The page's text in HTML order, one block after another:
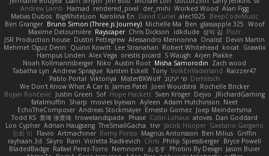
Andrew Lamb Hamad rendered_pixel der_mihi Worked Wood Alan Figg
Matias Dubos BigWhiteLion Karolina En David Curiel alec1025
BeepCodeMusic
Ben Granger Bruno Simon (Three.js Journey) Michelle Ma Ben glassapple 325 Woof
Maxime Detournière Rayscaper Chris Dickson idkdude 성익 김 Piotr
JSR Production house Dustin Pettegrew Alessandro Mennonna Onalist Devin Martin
Mehmet Oguz Derin
Quinn Kowitt Lee Stranahan Robert Whitehead kocat Grawlix
Hampus Linden Alex Vega orestis picard S Waugh Arjen Plakke
Noah Kollmannsberger Niko Austin Root Misha Samorodin Zach wood
Tabatha Lyn Andrew Sprague Karsten Eckelt Tony VolkEnVaderland Raizzer47
Pablo Portal Viktoriya MisterBKWolf שי יעקוב DerHitsch
We Don't Know What A Car Is James Patel Joeri Woudstra Rochelle Bricker
Bojan Rončević Justin Green Sof Hope Hackett Sven Kröger Dejvo
JRichardGaming
fatalmuffin Sharp movies byevan Ayleen Adam Hutchinson Neet
EchoTheComposer Andreas Stockmayer Ernesto Gomez Joep Meindertsma
Todd KS 景琦 张景琦 trowelandspade Phase Colin Lohaus atoves Dan Goddard
Loo Cypher Adrian Haugseng TheSmallGacha trvr Jacob Hooper Gaetano Gargano
민희 이
Flavio Artmachiner Remy Ponso Magnús Antonsson Ben Milius Griffin
rayhaan.3d
Skyro Rain Violetta Radkevich Chris Philip Spiessberger Bryce Powell
BladedBadge Rafael Perez-Torro Nemnomi おるす Photini By Design Jason Buier